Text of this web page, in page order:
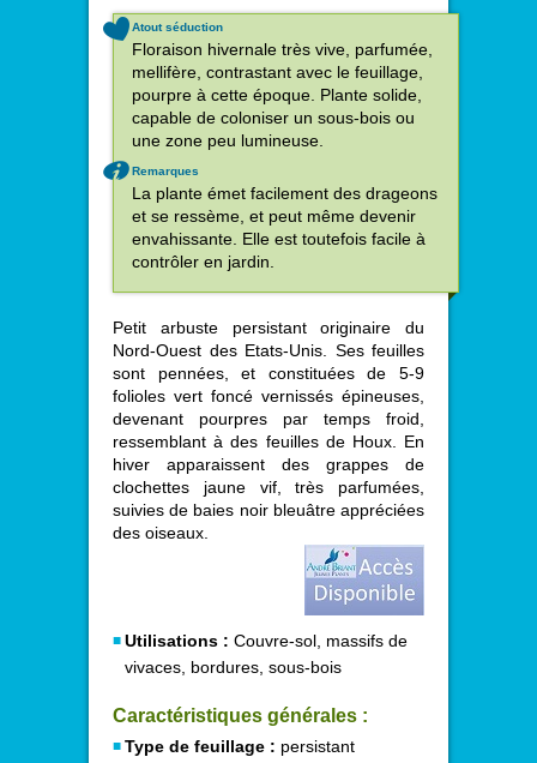
Atout séduction
Floraison hivernale très vive, parfumée,
mellifère, contrastant avec le feuillage,
pourpre à cette époque. Plante solide,
capable de coloniser un sous-bois ou
une zone peu lumineuse.
Remarques
La plante émet facilement des drageons
et se ressème, et peut même devenir
envahissante. Elle est toutefois facile à
contrôler en jardin.
Petit arbuste persistant originaire du
Nord-Ouest des Etats-Unis. Ses feuilles
sont pennées, et constituées de 5-9
folioles vert foncé vernissés épineuses,
devenant pourpres par temps froid,
ressemblant à des feuilles de Houx. En
hiver apparaissent des grappes de
clochettes jaune vif, très parfumées,
suivies de baies noir bleuâtre appréciées
des oiseaux.
Utilisations : Couvre-sol, massifs de
vivaces, bordures, sous-bois
Caractéristiques générales :
Type de feuillage : persistant